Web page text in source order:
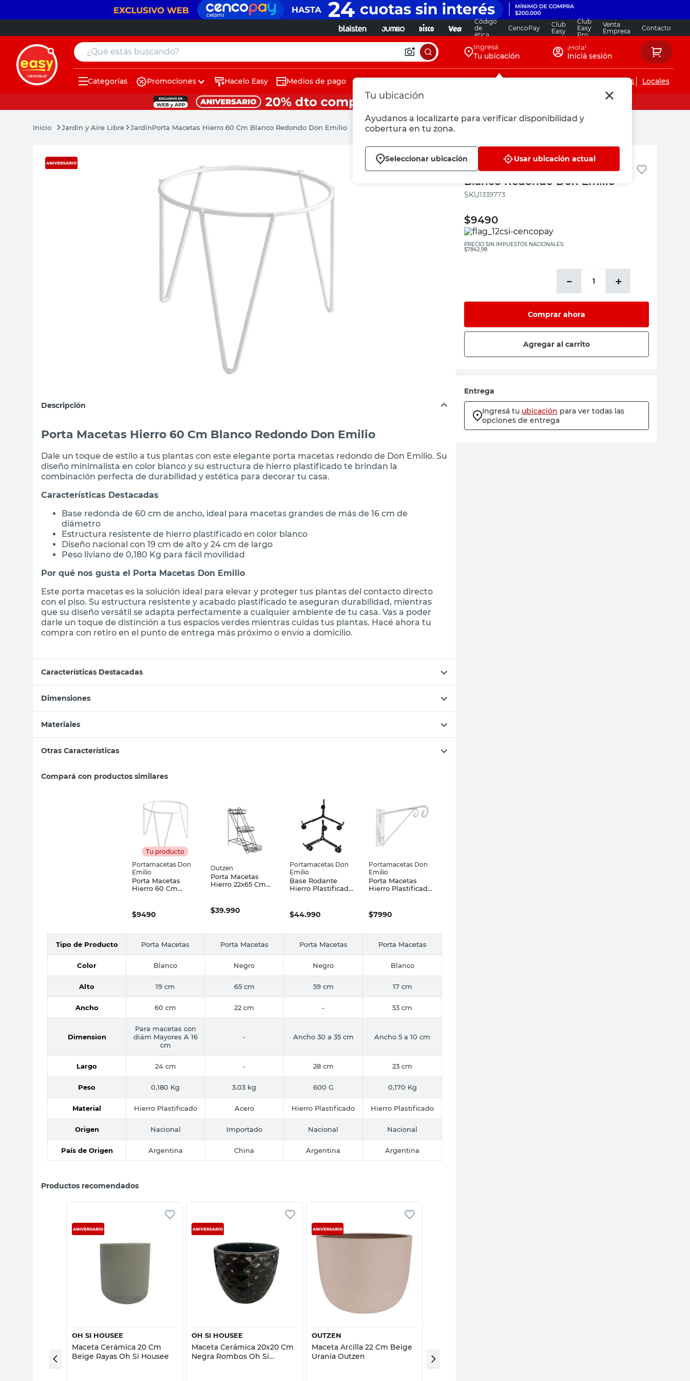
Código
de
ética
CencoPay
Club
Easy
Club
Easy
Pro
Venta
Empresa
Contacto
¿Qué estás buscando? Ingresá
Tu ubicación
Tu ubicación
Ayudanos a localizarte para verificar disponibilidad y
cobertura en tu zona.
Seleccionar ubicación Usar ubicación actual
¡Hola!
Iniciá sesión
Categorías Promociones Hacelo Easy Medios de pago Servicios de instalaciones Locales
Jardín y Aire Libre JardínPorta Macetas Hierro 60 Cm Blanco Redondo Don Emilio
Descripción
Porta Macetas Hierro 60 Cm Blanco Redondo Don Emilio
Dale un toque de estilo a tus plantas con este elegante porta macetas redondo de Don Emilio. Su
diseño minimalista en color blanco y su estructura de hierro plastificado te brindan la
combinación perfecta de durabilidad y estética para decorar tu casa.
Características Destacadas
Base redonda de 60 cm de ancho, ideal para macetas grandes de más de 16 cm de
diámetro
Estructura resistente de hierro plastificado en color blanco
Diseño nacional con 19 cm de alto y 24 cm de largo
Peso liviano de 0,180 Kg para fácil movilidad
Por qué nos gusta el Porta Macetas Don Emilio
Este porta macetas es la solución ideal para elevar y proteger tus plantas del contacto directo
con el piso. Su estructura resistente y acabado plastificado te aseguran durabilidad, mientras
que su diseño versátil se adapta perfectamente a cualquier ambiente de tu casa. Vas a poder
darle un toque de distinción a tus espacios verdes mientras cuidas tus plantas. Hacé ahora tu
compra con retiro en el punto de entrega más próximo o envío a domicilio.
Características Destacadas
Dimensiones
Materiales
Otras Características
Compará con productos similares
Tu producto
Portamacetas Don
Emilio
Porta Macetas
Hierro 60 Cm
$9490
Outzen
Porta Macetas
Hierro 22x65 Cm
$39.990
Portamacetas Don
Emilio
Base Rodante
Hierro Plastificado
$44.990
Portamacetas Don
Emilio
Porta Macetas
Hierro Plastificado
Emilio
$7990
Tipo de Producto Porta Macetas Porta Macetas Porta Macetas Porta Macetas
Color Blanco Negro Negro Blanco
Alto 19 cm 65 cm 59 cm 17 cm
Ancho 60 cm 22 cm - 53 cm
Dimension
Para macetas con
diám Mayores A 16
cm
- Ancho 30 a 35 cm Ancho 5 a 10 cm
Largo 24 cm - 28 cm 23 cm
Peso 0,180 Kg 3.03 kg 600 G 0,170 Kg
Material Hierro Plastificado Acero Hierro Plastificado Hierro Plastificado
Origen Nacional Importado Nacional Nacional
País de Origen Argentina China Argentina Argentina
Productos recomendados
Vista rápida
OH SI HOUSEE
Maceta Cerámica 20 Cm
Beige Rayas Oh Si Housee
Vista rápida
OH SI HOUSEE
Maceta Cerámica 20x20 Cm
Negra Rombos Oh Si
OUTZEN
Maceta Arcilla 22 Cm Beige
Urania Outzen
Nude Pink San Remo
Outzen
Portamacetas Don Emilio
Porta Macetas Hierro 60 Cm
Blanco Redondo Don Emilio
:1339773
$9490
PRECIO SIN IMPUESTOS NACIONALES:
$7842,98
＋
－
Comprar ahora
Agregar al carrito
Entrega
Ingresá tu ubicación para ver todas las
opciones de entrega
muebles